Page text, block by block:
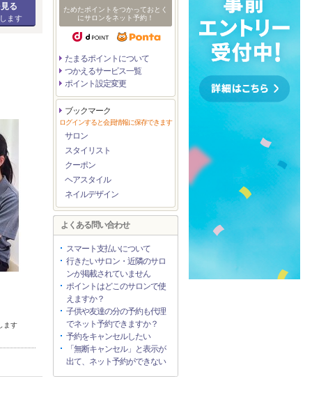
る
ます
ます
ためたポイントをつかっておとく
にサロンをネット予約！
たまるポイントについて
つかえるサービス一覧
ポイント設定変更
ブックマーク
ログインすると会員情報に保存できます
サロン
スタイリスト
クーポン
ヘアスタイル
ネイルデザイン
よくある問い合わせ
スマート支払いについて
行きたいサロン・近隣のサロ
ンが掲載されていません
ポイントはどこのサロンで使
えますか？
子供や友達の分の予約も代理
でネット予約できますか？
予約をキャンセルしたい
「無断キャンセル」と表示が
出て、ネット予約ができない